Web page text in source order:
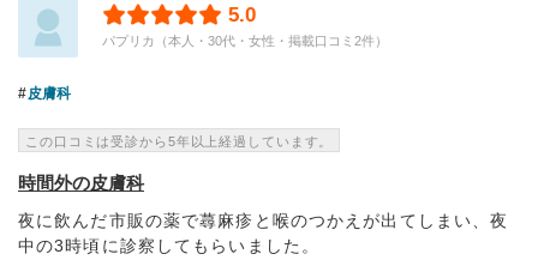
5.0
パプリカ（本人・30代・女性・掲載口コミ2件）
皮膚科
この口コミは受診から5年以上経過しています。
時間外の皮膚科
夜に飲んだ市販の薬で蕁麻疹と喉のつかえが出てしまい、夜
中の3時頃に診察してもらいました。